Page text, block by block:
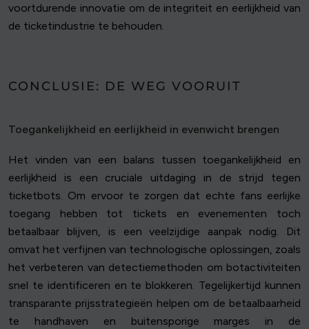
voortdurende innovatie om de integriteit en eerlijkheid van
de ticketindustrie te behouden.
CONCLUSIE: DE WEG VOORUIT
Toegankelijkheid en eerlijkheid in evenwicht brengen
Het vinden van een balans tussen toegankelijkheid en
eerlijkheid is een cruciale uitdaging in de strijd tegen
ticketbots. Om ervoor te zorgen dat echte fans eerlijke
toegang hebben tot tickets en evenementen toch
betaalbaar blijven, is een veelzijdige aanpak nodig. Dit
omvat het verfijnen van technologische oplossingen, zoals
het verbeteren van detectiemethoden om botactiviteiten
snel te identificeren en te blokkeren. Tegelijkertijd kunnen
transparante prijsstrategieën helpen om de betaalbaarheid
te handhaven en buitensporige marges in de